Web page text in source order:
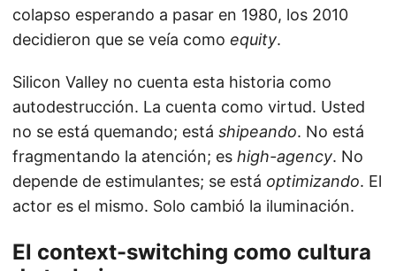
colapso esperando a pasar en 1980, los 2010
decidieron que se veía como equity.
Silicon Valley no cuenta esta historia como
autodestrucción. La cuenta como virtud. Usted
no se está quemando; está shipeando. No está
fragmentando la atención; es high-agency. No
depende de estimulantes; se está optimizando. El
actor es el mismo. Solo cambió la iluminación.
El context-switching como cultura